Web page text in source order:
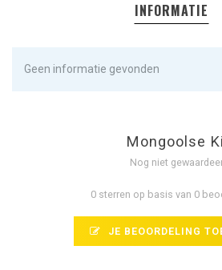
INFORMATIE
Geen informatie gevonden
Mongoolse
Nog niet
0 sterren op basis van 0
JE BEOORDELING